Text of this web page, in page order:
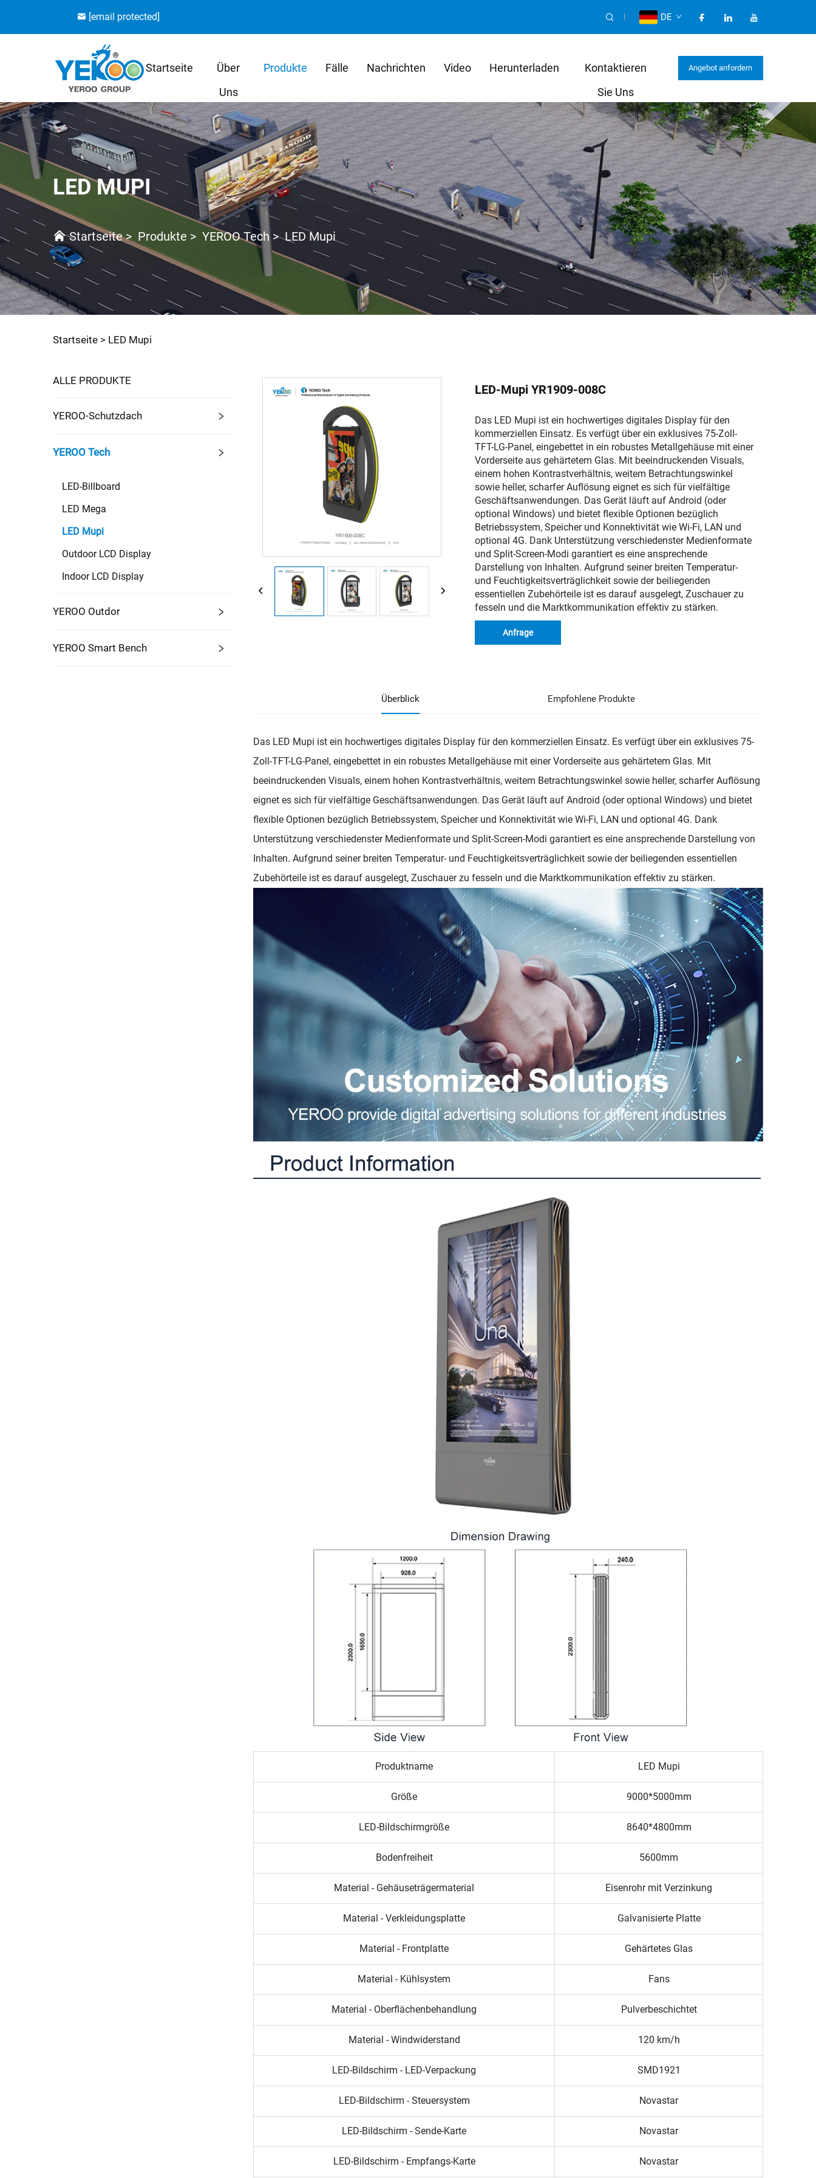
[email protected] DE
Startseite
Über
Uns
Produkte Fälle Nachrichten Video Herunterladen
Kontaktieren
Sie Uns
Angebot anfordern
LED MUPI
Startseite> Produkte > YEROO Tech>LED Mupi
Startseite > LED Mupi
ALLE PRODUKTE
YEROO-Schutzdach
YEROO Tech
LED-Billboard
LED Mega
LED Mupi
Outdoor LCD Display
Indoor LCD Display
YEROO Outdor
YEROO Smart Bench
LED-Mupi YR1909-008C
Das LED Mupi ist ein hochwertiges digitales Display für den
kommerziellen Einsatz. Es verfügt über ein exklusives 75-Zoll-
TFT-LG-Panel, eingebettet in ein robustes Metallgehäuse mit einer
Vorderseite aus gehärtetem Glas. Mit beeindruckenden Visuals,
einem hohen Kontrastverhältnis, weitem Betrachtungswinkel
sowie heller, scharfer Auflösung eignet es sich für vielfältige
Geschäftsanwendungen. Das Gerät läuft auf Android (oder
optional Windows) und bietet flexible Optionen bezüglich
Betriebssystem, Speicher und Konnektivität wie Wi-Fi, LAN und
optional 4G. Dank Unterstützung verschiedenster Medienformate
und Split-Screen-Modi garantiert es eine ansprechende
Darstellung von Inhalten. Aufgrund seiner breiten Temperatur-
und Feuchtigkeitsverträglichkeit sowie der beiliegenden
essentiellen Zubehörteile ist es darauf ausgelegt, Zuschauer zu
fesseln und die Marktkommunikation effektiv zu stärken.
Anfrage
Überblick Empfohlene Produkte
Das LED Mupi ist ein hochwertiges digitales Display für den kommerziellen Einsatz. Es verfügt über ein exklusives 75-
Zoll-TFT-LG-Panel, eingebettet in ein robustes Metallgehäuse mit einer Vorderseite aus gehärtetem Glas. Mit
beeindruckenden Visuals, einem hohen Kontrastverhältnis, weitem Betrachtungswinkel sowie heller, scharfer Auflösung
eignet es sich für vielfältige Geschäftsanwendungen. Das Gerät läuft auf Android (oder optional Windows) und bietet
flexible Optionen bezüglich Betriebssystem, Speicher und Konnektivität wie Wi-Fi, LAN und optional 4G. Dank
Unterstützung verschiedenster Medienformate und Split-Screen-Modi garantiert es eine ansprechende Darstellung von
Inhalten. Aufgrund seiner breiten Temperatur- und Feuchtigkeitsverträglichkeit sowie der beiliegenden essentiellen
Zubehörteile ist es darauf ausgelegt, Zuschauer zu fesseln und die Marktkommunikation effektiv zu stärken.
Produktname LED Mupi
Größe 9000*5000mm
LED-Bildschirmgröße 8640*4800mm
Bodenfreiheit 5600mm
Material - Gehäuseträgermaterial Eisenrohr mit Verzinkung
Material - Verkleidungsplatte Galvanisierte Platte
Material - Frontplatte Gehärtetes Glas
Material - Kühlsystem Fans
Material - Oberflächenbehandlung Pulverbeschichtet
Material - Windwiderstand 120 km/h
LED-Bildschirm - LED-Verpackung SMD1921
LED-Bildschirm - Steuersystem Novastar
LED-Bildschirm - Sende-Karte Novastar
LED-Bildschirm - Empfangs-Karte Novastar